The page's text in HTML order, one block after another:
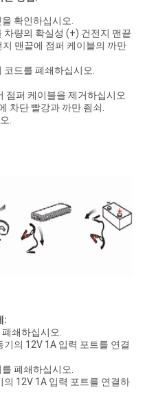
확인하십시오.
차량의 확실성 (+) 건전지 맨끝
맨끝에 점퍼 케이블의 까만
코드를 폐쇄하십시오.
점퍼 케이블을 제거하십시오
차단 빨강과 까만 죔쇠.
.
:
쇄하십시오.
의 12V 1A 입력 포트를 연결
폐쇄하십시오.
12V 1A 입력 포트를 연결하